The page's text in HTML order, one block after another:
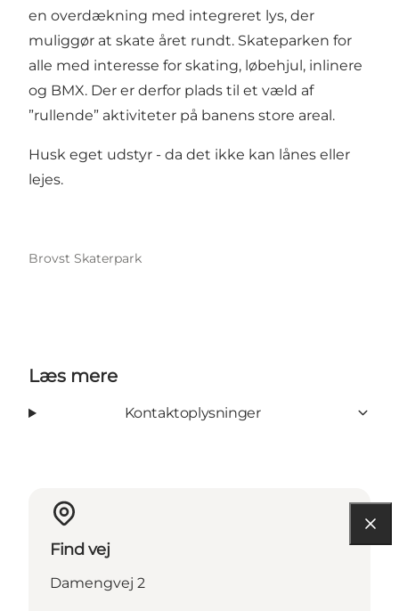
en overdækning med integreret lys, der
muliggør at skate året rundt. Skateparken for
alle med interesse for skating, løbehjul, inlinere
og BMX. Der er derfor plads til et væld af
”rullende” aktiviteter på banens store areal.
Husk eget udstyr - da det ikke kan lånes eller
lejes.
Brovst Skaterpark
Læs mere
Kontaktoplysninger
Find vej
Damengvej 2